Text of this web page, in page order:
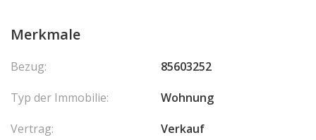
climat méditerranéen, organiser des repas ou simplement se
cave.
Les charges comprennent l'eau chaude et le chauffage.
Merkmale
Bezug:
85603252
Typ der Immobilie:
Wohnung
Vertrag:
Verkauf